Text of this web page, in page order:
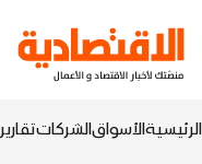
الرئيسيةالأسواقالشركات